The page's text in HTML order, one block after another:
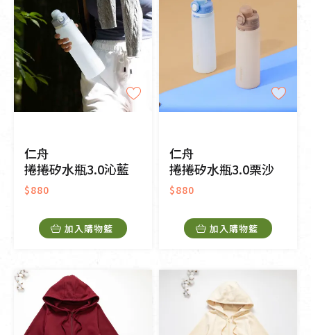
仁舟
捲捲矽水瓶3.0沁藍
$880
加入購物籃
仁舟
捲捲矽水瓶3.0栗沙
$880
加入購物籃